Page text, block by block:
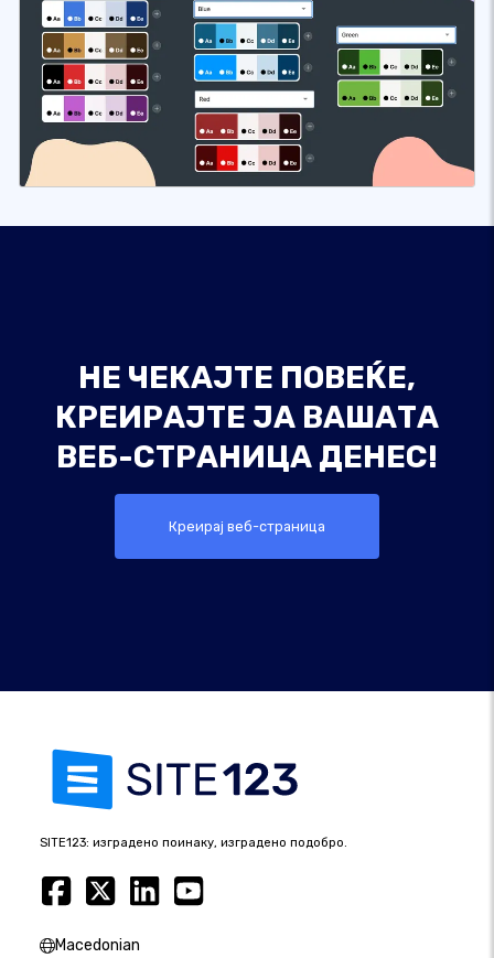
НЕ ЧЕКАЈТЕ ПОВЕЌЕ,
КРЕИРАЈТЕ ЈА ВАШАТА
ВЕБ-СТРАНИЦА ДЕНЕС!
Креирај веб-страница
SITE123: изградено поинаку, изградено подобро.
Macedonian